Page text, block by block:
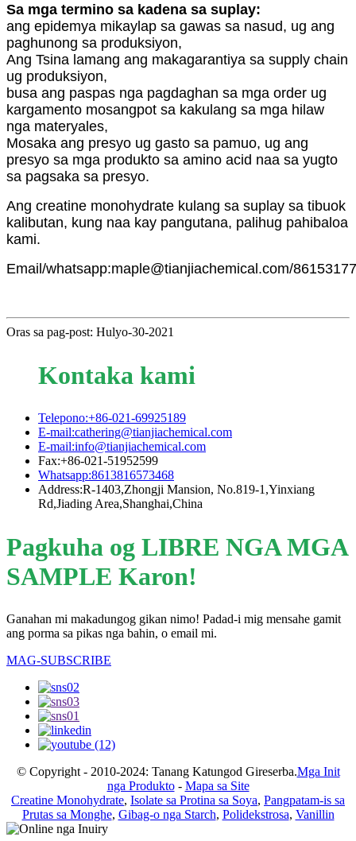
Sa mga termino sa kadena sa suplay:
ang epidemya mikaylap sa gawas sa nasud, ug ang
paghunong sa produksiyon,
Ang Tsina lamang ang makagarantiya sa supply chain
ug produksiyon,
busa ang paspas nga pagdaghan sa mga order ug
kargamento mosangpot sa kakulang sa mga hilaw
nga materyales,
Mosaka ang presyo ug gasto sa pamuo, ug ang
presyo sa mga produkto sa amino acid naa sa yugto
sa pagsaka sa presyo.
Ang creatine monohydrate kulang sa suplay sa tibuok
kalibutan, kung naa kay pangutana, palihug pahibaloa
kami.
Email/whatsapp:maple@tianjiachemical.com/
Oras sa pag-post: Hulyo-30-2021
Kontaka kami
Telepono:+86-021-69925189
E-mail:cathering@tianjiachemical.com
E-mail:info@tianjiachemical.com
Fax:+86-021-51952599
Whatsapp:8613816573468
Address:R-1403,Zhongji Mansion, No.819-1,Yinxiang
Rd,Jiading Area,Shanghai,China
Pagkuha og LIBRE NGA MGA
SAMPLE Karon!
Ganahan mi makadungog gikan nimo! Padad-i mig mensahe gamit
ang porma sa pikas nga bahin, o email mi.
MAG-SUBSCRIBE
© Copyright - 2010-2024: Tanang Katungod Gireserba.Mga Init
nga Produkto- Mapa sa Site
Creatine Monohydrate, Isolate sa Protina sa Soya, Pangpatam-is sa
Prutas sa Monghe, Gibag-o nga Starch, Polidekstrosa, Vanillin